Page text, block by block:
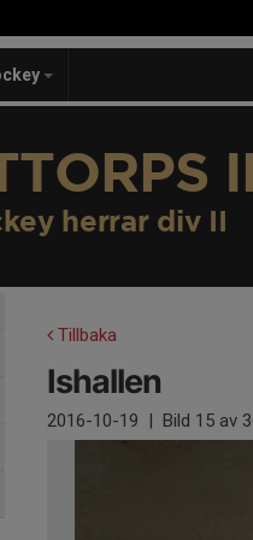
herrar div II
Tillbaka
Ishallen
2016-10-19 | Bild 15 av